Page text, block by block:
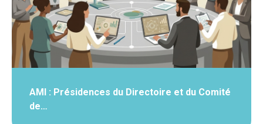
AMI : Présidences du Directoire et du Comité
de…